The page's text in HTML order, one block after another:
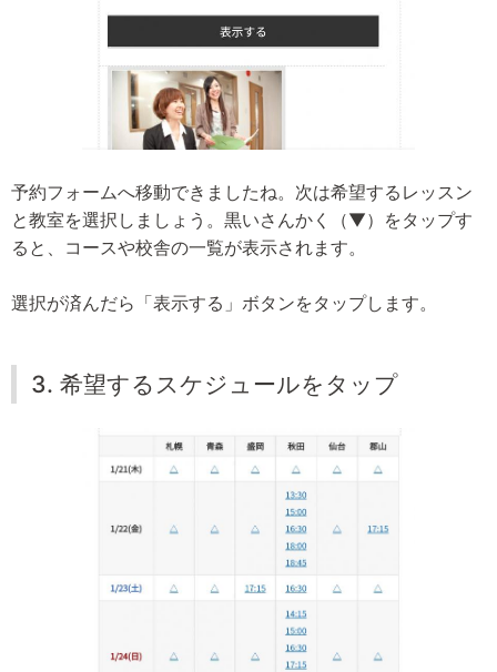
予約フォームへ移動できましたね。次は希望するレッスン
と教室を選択しましょう。黒いさんかく（▼）をタップす
ると、コースや校舎の一覧が表示されます。
選択が済んだら「表示する」ボタンをタップします。
3. 希望するスケジュールをタップ